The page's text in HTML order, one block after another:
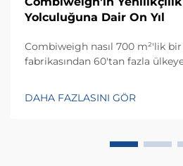
Yolculuğuna Dair On Yıl
Combiweigh nasıl 700 m²'lik
fabrikasından 60'tan fazla
çözümlerini keşfedin—bugün
danışmanlığı talep edin.
DAHA FAZLASINI GÖR